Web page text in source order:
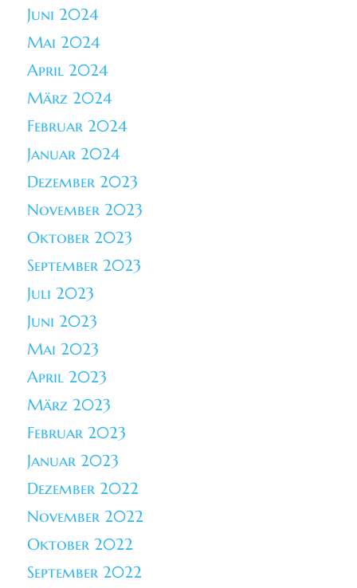
Juni 2024
Mai 2024
April 2024
März 2024
Februar 2024
Januar 2024
Dezember 2023
November 2023
Oktober 2023
September 2023
Juli 2023
Juni 2023
Mai 2023
April 2023
März 2023
Februar 2023
Januar 2023
Dezember 2022
November 2022
Oktober 2022
September 2022